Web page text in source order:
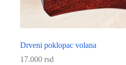
Drveni poklopac volana
17.000 rsd